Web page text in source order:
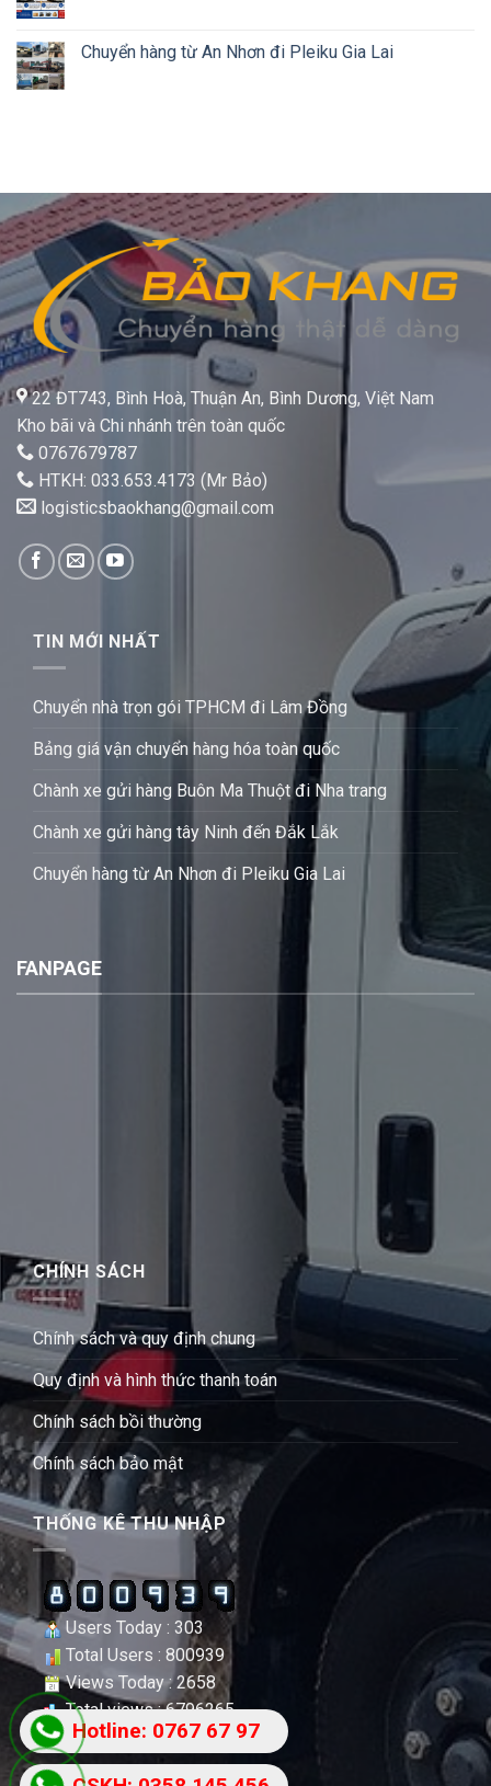
Chuyển hàng từ An Nhơn đi Pleiku Gia Lai
22 ĐT743, Bình Hoà, Thuận An, Bình Dương, Việt Nam
Kho bãi và Chi nhánh trên toàn quốc
0767679787
HTKH: 033.653.4173 (Mr Bảo)
logisticsbaokhang@gmail.com
TIN MỚI NHẤT
Chuyển nhà trọn gói TPHCM đi Lâm Đồng
Bảng giá vận chuyển hàng hóa toàn quốc
Chành xe gửi hàng Buôn Ma Thuột đi Nha trang
Chành xe gửi hàng tây Ninh đến Đắk Lắk
Chuyển hàng từ An Nhơn đi Pleiku Gia Lai
FANPAGE
CHÍNH SÁCH
Chính sách và quy định chung
Quy định và hình thức thanh toán
Chính sách bồi thường
Chính sách bảo mật
THỐNG KÊ THU NHẬP
Users Today : 303
Total Users : 800939
Views Today : 2658
Total views : 6796265
Hotline: 0767 67 97
87